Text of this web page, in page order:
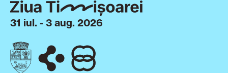
31 iul. - 3 aug. 2026